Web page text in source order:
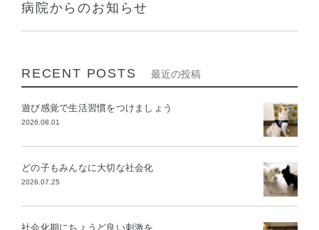
病院からのお知らせ
RECENT POSTS 最近の投稿
遊び感覚で生活習慣をつけましょう
2026.08.01
どの子もみんなに大切な社会化
2026.07.25
社会化期にちょうど良い刺激を